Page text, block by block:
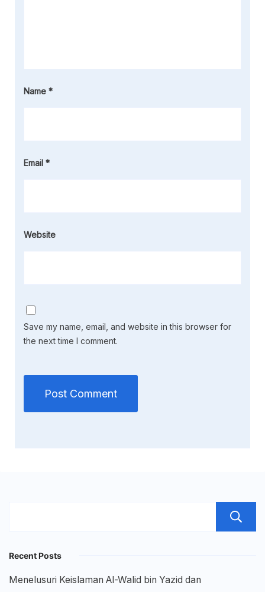
Name *
Email *
Website
Save my name, email, and website in this browser for
the next time I comment.
Recent Posts
Menelusuri Keislaman Al-Walid bin Yazid dan